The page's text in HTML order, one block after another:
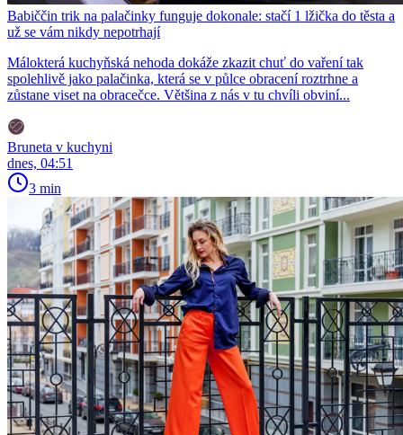
Babiččin trik na palačinky funguje dokonale: stačí 1 lžička do těsta a
už se vám nikdy nepotrhají
Málokterá kuchyňská nehoda dokáže zkazit chuť do vaření tak
spolehlivě jako palačinka, která se v půlce obracení roztrhne a
zůstane viset na obracečce. Většina z nás v tu chvíli obviní...
Bruneta v kuchyni
dnes, 04:51
3 min